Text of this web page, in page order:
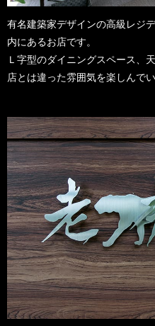
有名建築家デザインの高級レジ
内にあるお店です。
Ｌ字型のダイニングスペース、
店とは違った雰囲気を楽しんで